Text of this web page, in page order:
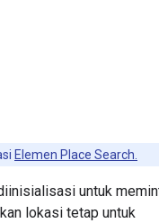
Elemen Place Search.
untuk
lokasi tetap untuk